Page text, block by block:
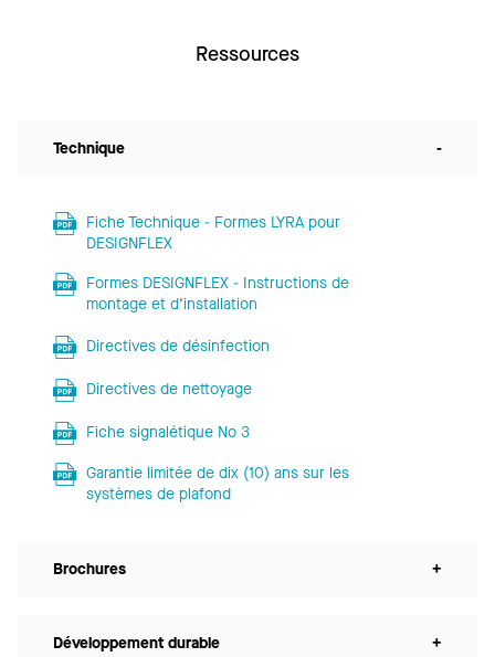
Ressources
Technique -
Fiche Technique - Formes LYRA pour
DESIGNFLEX
Formes DESIGNFLEX - Instructions de
montage et d’installation
Directives de désinfection
Directives de nettoyage
Fiche signalétique No 3
Garantie limitée de dix (10) ans sur les
systèmes de plafond
Brochures +
Développement durable +